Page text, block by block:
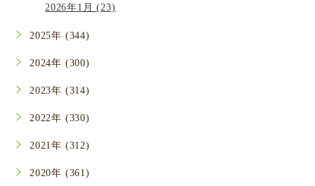
2026年1月 (23)
2025年 (344)
2024年 (300)
2023年 (314)
2022年 (330)
2021年 (312)
2020年 (361)